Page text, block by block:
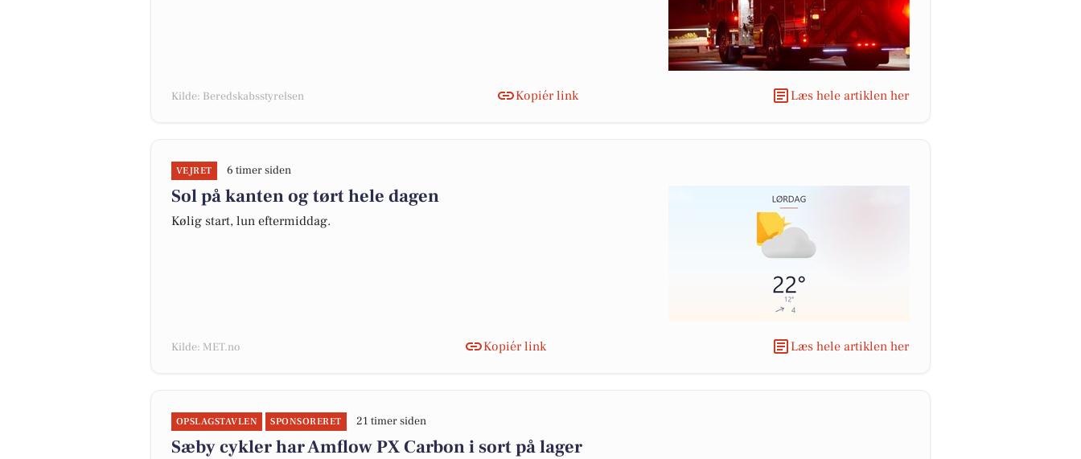
Kilde: Beredskabsstyrelsen Kopiér link Læs hele artiklen her
VEJRET 6 timer siden
Sol på kanten og tørt hele dagen
Kølig start, lun eftermiddag.
Kilde: MET.no Kopiér link Læs hele artiklen her
OPSLAGSTAVLEN SPONSORERET 21 timer siden
Sæby cykler har Amflow PX Carbon i sort på lager